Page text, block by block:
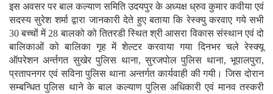
इस अवसर पर बाल कल्याण समिति उदयपुर के अध्यक्ष ध्रुव कुमार कवीया एवं
सदस्य सुरेश शर्मा द्वारा जानकारी देते हुए बताया कि रेस्क्यु करवाए गये सभी
30 बच्चों में 28 बालको को तितरडी स्थित श्री आसरा विकास संस्थान एवं दो
बालिकाओं को बालिका गृह में शेल्टर करवाया गया दिनभर चले रेस्क्यू
ऑपरेशन अर्न्तगत सुखेर पुलिस थाना, सुरजपोल पुलिस थाना, भूपालपुरा,
प्रतापनगर एवं सविना पुलिस थाना अन्तर्गत कार्यवाही की गयी। जिस दोरान
सम्बन्धित पुलिस थाने के बाल कल्याण पुलिस अधिकारी एवं मानव तस्करी